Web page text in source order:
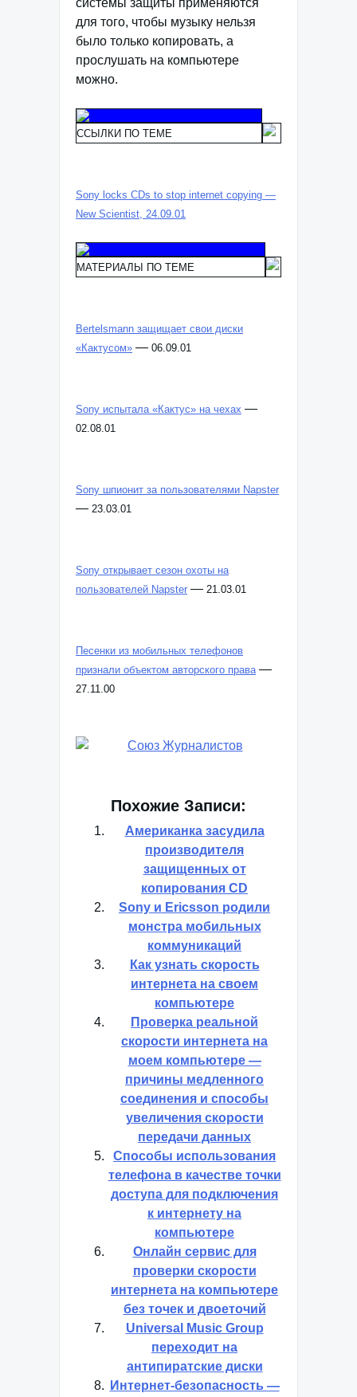
системы защиты применяются
для того, чтобы музыку нельзя
было только копировать, а
прослушать на компьютере
можно.
ССЫЛКИ ПО ТЕМЕ
Sony locks CDs to stop internet copying —
New Scientist, 24.09.01
МАТЕРИАЛЫ ПО ТЕМЕ
Bertelsmann защищает свои диски
«Кактусом» — 06.09.01
Sony испытала «Кактус» на чехах —
02.08.01
Sony шпионит за пользователями Napster
— 23.03.01
Sony открывает сезон охоты на
пользователей Napster — 21.03.01
Песенки из мобильных телефонов
признали объектом авторского права —
27.11.00
Похожие Записи:
Американка засудила
производителя
защищенных от
копирования CD
Sony и Ericsson родили
монстра мобильных
коммуникаций
Как узнать скорость
интернета на своем
компьютере
Проверка реальной
скорости интернета на
моем компьютере —
причины медленного
соединения и способы
увеличения скорости
передачи данных
Способы использования
телефона в качестве точки
доступа для подключения
к интернету на
компьютере
Онлайн сервис для
проверки скорости
интернета на компьютере
без точек и двоеточий
Universal Music Group
переходит на
антипиратские диски
Интернет-безопасность —